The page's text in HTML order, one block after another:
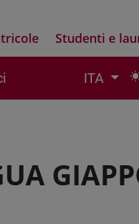
Studenti e
ITA